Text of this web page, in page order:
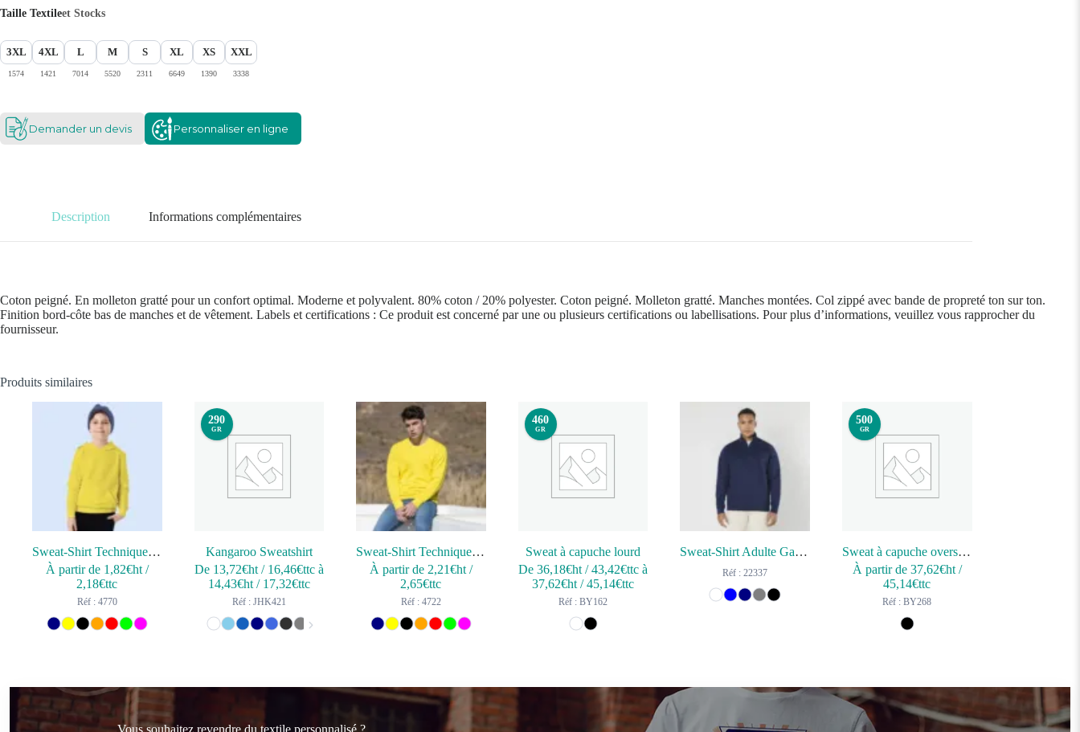
Taille Textileet Stocks
3XL
1574
4XL
1421
L
7014
M
5520
S
2311
XL
6649
XS
1390
XXL
3338
Demander un devis Personnaliser en ligne
Description Informations complémentaires
Coton peigné. En molleton gratté pour un confort optimal. Moderne et polyvalent. 80% coton / 20% polyester. Coton peigné. Molleton gratté. Manches montées. Col zippé avec bande de propreté ton sur ton.
Finition bord-côte bas de manches et de vêtement. Labels et certifications : Ce produit est concerné par une ou plusieurs certifications ou labellisations. Pour plus d’informations, veuillez vous rapprocher du
fournisseur.
Produits similaires
Sweat-Shirt Technique Enfant Theon
À partir de 1,82€ht/
2,18€ttc
Réf : 4770
290
GR
Kangaroo Sweatshirt
De 13,72€ht/ 16,46€ttcà
14,43€ht/ 17,32€ttc
Réf : JHK421
Sweat-Shirt Technique Adulte Kroby
À partir de 2,21€ht/
2,65€ttc
Réf : 4722
460
GR
Sweat à capuche lourd
De36,18€ht /43,42€ttc à
37,62€ht /45,14€ttc
Réf : BY162
Sweat-Shirt Adulte Galaxy
Réf : 22337
500
GR
Sweat à capuche oversize
À partir de 37,62€ht/
45,14€ttc
Réf : BY268